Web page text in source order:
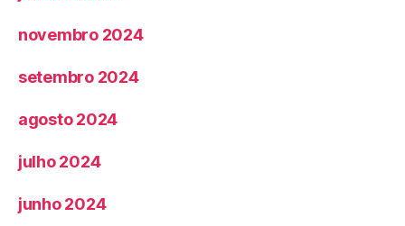
novembro 2024
setembro 2024
agosto 2024
julho 2024
junho 2024